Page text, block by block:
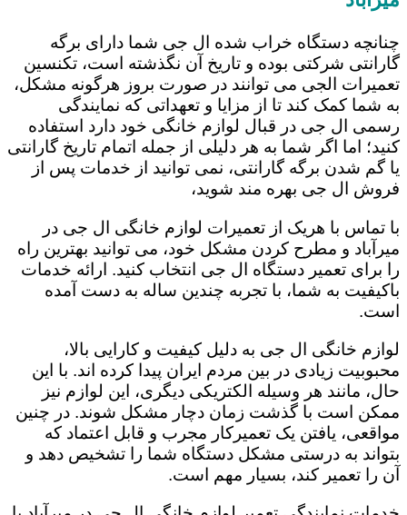
چنانچه دستگاه خراب شده ال جی شما دارای برگه
گارانتی شرکتی بوده و تاریخ آن نگذشته است، تکنسین
تعمیرات الجی می توانند در صورت بروز هرگونه مشکل،
به شما کمک کند تا از مزایا و تعهداتی که نمایندگی
رسمی ال جی در قبال لوازم خانگی خود دارد استفاده
کنید؛ اما اگر شما به هر دلیلی از جمله اتمام تاریخ گارانتی
یا گم شدن برگه گارانتی، نمی توانید از خدمات پس از
فروش ال جی بهره مند شوید،
با تماس با هریک از تعمیرات لوازم خانگی ال جی در
میرآباد و مطرح کردن مشکل خود، می توانید بهترین راه
را برای تعمیر دستگاه ال جی انتخاب کنید. ارائه خدمات
باکیفیت به شما، با تجربه چندین ساله به دست آمده
است.
لوازم خانگی ال جی به دلیل کیفیت و کارایی بالا،
محبوبیت زیادی در بین مردم ایران پیدا کرده اند. با این
حال، مانند هر وسیله الکتریکی دیگری، این لوازم نیز
ممکن است با گذشت زمان دچار مشکل شوند. در چنین
مواقعی، یافتن یک تعمیرکار مجرب و قابل اعتماد که
بتواند به درستی مشکل دستگاه شما را تشخیص دهد و
آن را تعمیر کند، بسیار مهم است.